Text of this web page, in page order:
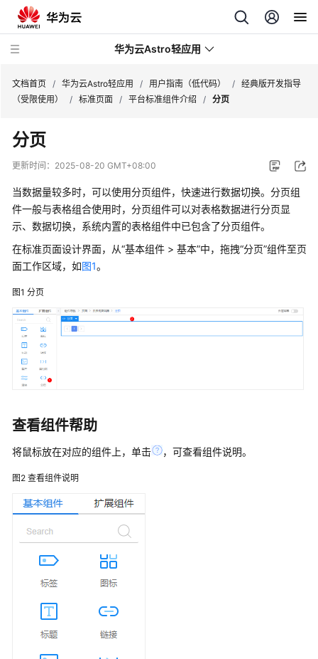
华为云Astro轻应用
新
动
产
品
绍
计
明
快
速
用
指
（低
代
码）
为
云
Astro
轻
应
文档首页 / 华为云Astro轻应用 / 用户指南（低代码） / 经典版开发指导
（受限使用）
/ 标准页面 / 平台标准组件介绍 / 分页
分页
更新时间： 2025-08-20 GMT+08:00
当数据量较多时，可以使用分页组件，快速进行数据切换。分页组
件一般与表格组合使用时，分页组件可以对表格数据进行分页显
示、数据切换，系统内置的表格组件中已包含了分页组件。
在标准页面设计界面，从“基本组件 > 基本”中，拖拽“分页”组件至页
面工作区域，如图1。
图1 分页
查看组件帮助
将鼠标放在对应的组件上，单击 ，可查看组件说明。
图2 查看组件说明